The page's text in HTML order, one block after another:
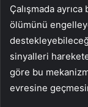
Çalışmada
ölümünü
sinyalleri
göre bu
evresine